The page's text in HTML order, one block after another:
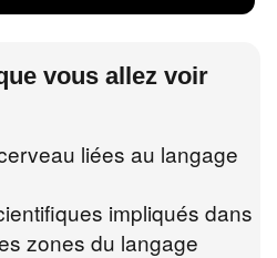
vous allez voir
liées au langage
impliqués dans
zones du langage